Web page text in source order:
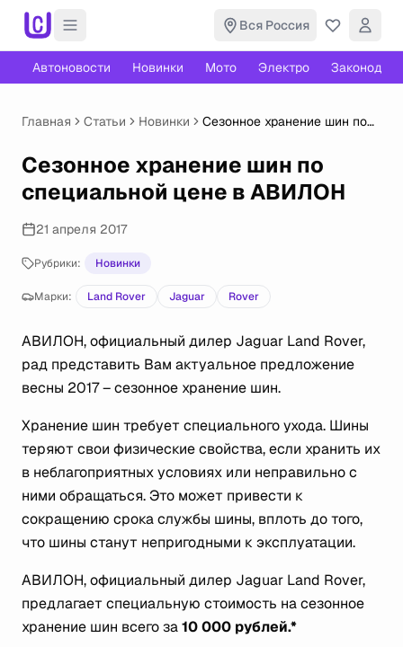
Вся Россия
Автоновости Новинки Мото Электро
Главная Статьи Новинки
Сезонное хранение шин по
АВИЛОН
Сезонное хранение шин по
специальной цене в АВИЛОН
21 апреля 2017
Рубрики: Новинки
Марки: Land Rover Jaguar Rover
АВИЛОН, официальный дилер Jaguar Land Rover,
рад представить Вам актуальное предложение
весны 2017 – сезонное хранение шин.
Хранение шин требует специального ухода. Шины
теряют свои физические свойства, если хранить их
в неблагоприятных условиях или неправильно с
ними обращаться. Это может привести к
сокращению срока службы шины, вплоть до того,
что шины станут непригодными к эксплуатации.
АВИЛОН, официальный дилер Jaguar Land Rover,
предлагает специальную стоимость на сезонное
хранение шин всего за10 000 рублей.*